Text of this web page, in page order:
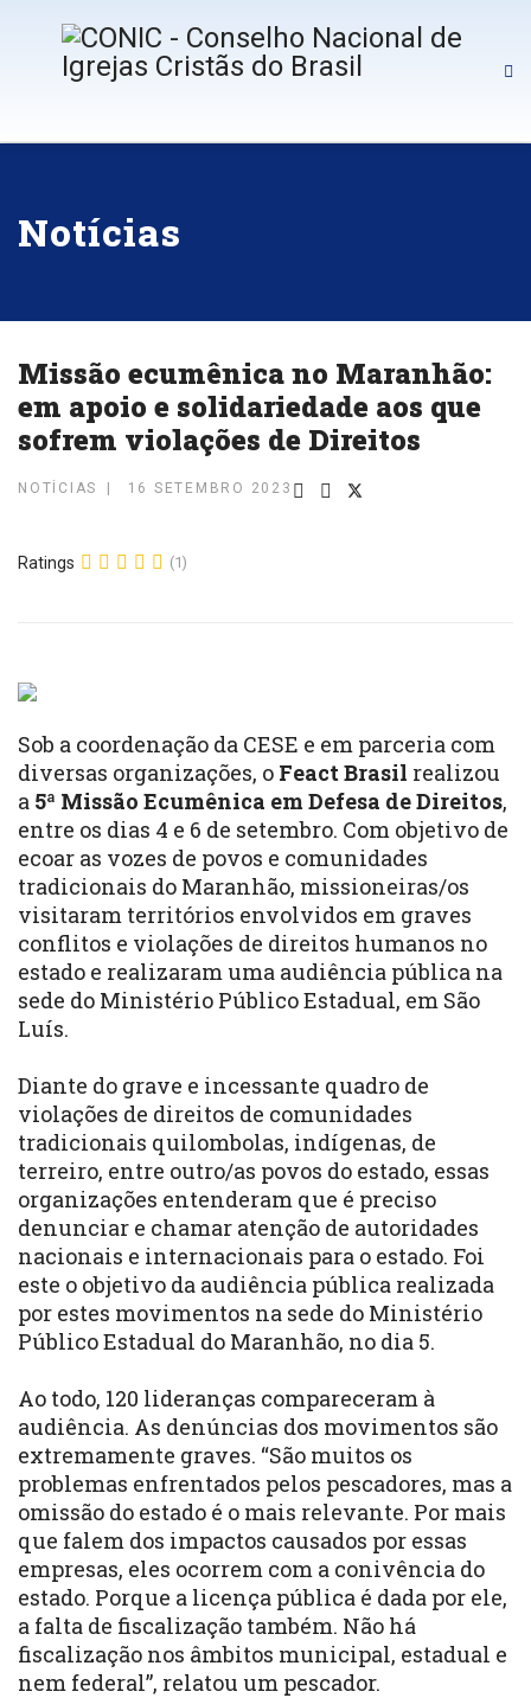
Notícias
Missão ecumênica no Maranhão:
em apoio e solidariedade aos que
sofrem violações de Direitos
NOTÍCIAS 16 SETEMBRO 2023
Ratings (1)
Sob a coordenação da CESE e em parceria com
diversas organizações, o Feact Brasil realizou
a 5ª Missão Ecumênica em Defesa de Direitos,
entre os dias 4 e 6 de setembro. Com objetivo de
ecoar as vozes de povos e comunidades
tradicionais do Maranhão, missioneiras/os
visitaram territórios envolvidos em graves
conflitos e violações de direitos humanos no
estado e realizaram uma audiência pública na
sede do Ministério Público Estadual, em São
Luís.
Diante do grave e incessante quadro de
violações de direitos de comunidades
tradicionais quilombolas, indígenas, de
terreiro, entre outro/as povos do estado, essas
organizações entenderam que é preciso
denunciar e chamar atenção de autoridades
nacionais e internacionais para o estado. Foi
este o objetivo da audiência pública realizada
por estes movimentos na sede do Ministério
Público Estadual do Maranhão, no dia 5.
Ao todo, 120 lideranças compareceram à
audiência. As denúncias dos movimentos são
extremamente graves. “São muitos os
problemas enfrentados pelos pescadores, mas a
omissão do estado é o mais relevante. Por mais
que falem dos impactos causados por essas
empresas, eles ocorrem com a conivência do
estado. Porque a licença pública é dada por ele,
a falta de fiscalização também. Não há
fiscalização nos âmbitos municipal, estadual e
nem federal”, relatou um pescador.